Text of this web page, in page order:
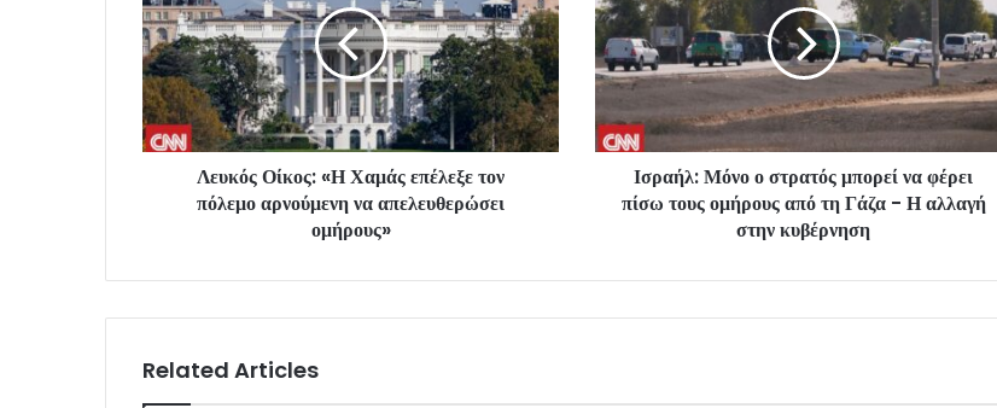
Λευκός Οίκος: «Η Χαμάς επέλεξε τον
πόλεμο αρνούμενη να απελευθερώσει
ομήρους»
Ισραήλ: Μόνο ο στρατός μπορεί να φέρει
πίσω τους ομήρους από τη Γάζα - Η αλλαγή
στην κυβέρνηση
Related Articles